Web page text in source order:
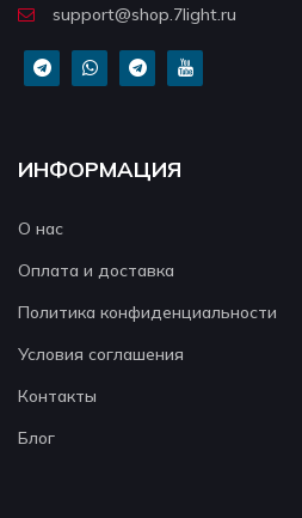
support@shop.7light.ru
ИНФОРМАЦИЯ
О нас
Оплата и доставка
Политика конфиденциальности
Условия соглашения
Контакты
Блог